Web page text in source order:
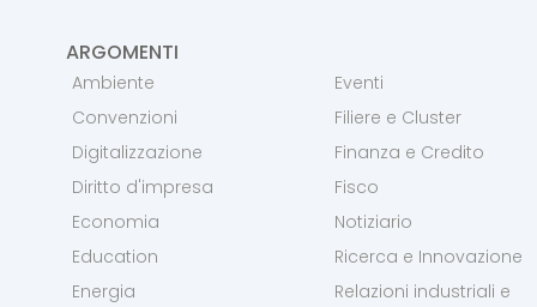
ARGOMENTI
Ambiente
Convenzioni
Digitalizzazione
Diritto d'impresa
Economia
Education
Energia
Eventi
Filiere e Cluster
Finanza e Credito
Fisco
Notiziario
Ricerca e Innovazione
Relazioni industriali e